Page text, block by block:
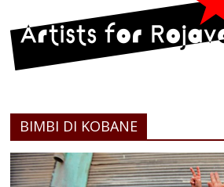
BIMBI DI KOBANE